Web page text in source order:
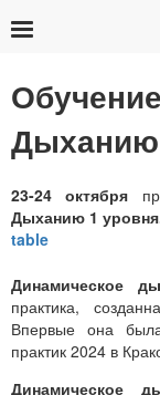
Дыханию
23-24 октября
Дыханию 1
Динамическое
практика,
Впервые она
практик 2024 в
Динамическое